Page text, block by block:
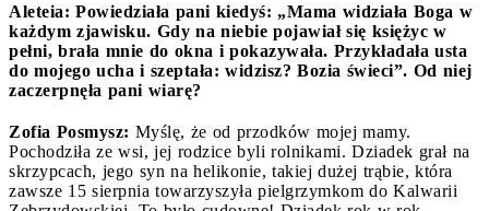
Aleteia: Powiedziała pani kiedyś: „Mama widziała Boga w
każdym zjawisku. Gdy na niebie pojawiał się księżyc w
pełni, brała mnie do okna i pokazywała. Przykładała usta
do mojego ucha i szeptała: widzisz? Bozia świeci”. Od niej
zaczerpnęła pani wiarę?
Zofia Posmysz: Myślę, że od przodków mojej mamy.
Pochodziła ze wsi, jej rodzice byli rolnikami. Dziadek grał na
skrzypcach, jego syn na helikonie, takiej dużej trąbie, która
zawsze 15 sierpnia towarzyszyła pielgrzymkom do Kalwarii